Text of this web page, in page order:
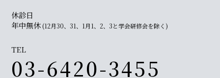
休診日
年中無休 (12月30、31、1月1、2、3と学会研修会を除く)
TEL
03-6420-3455